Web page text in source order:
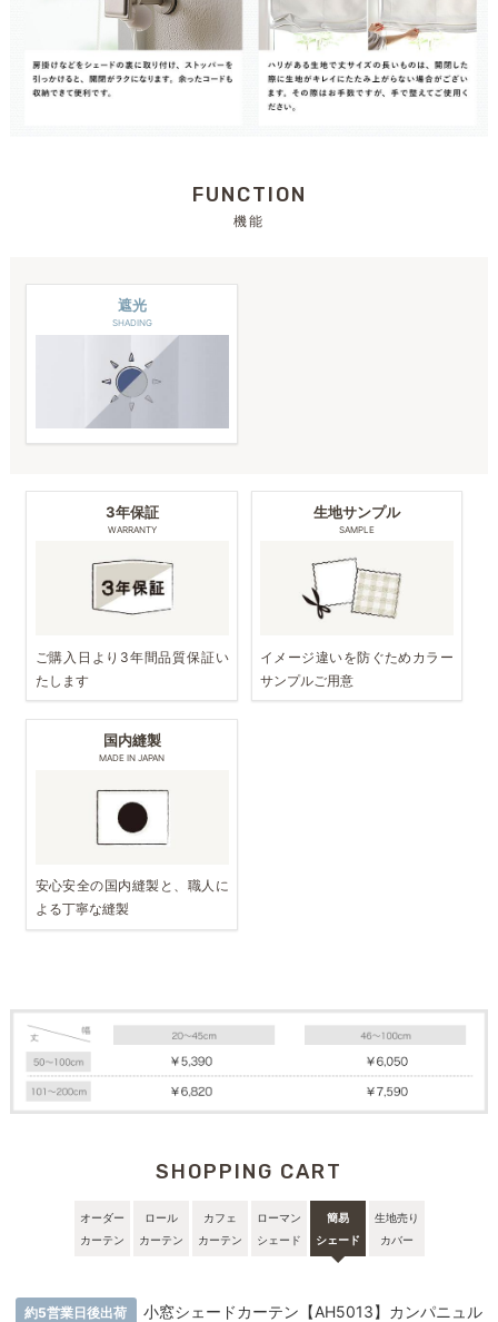
FUNCTION
機能
遮光
SHADING
3年保証
WARRANTY
ご購入日より3年間品質保証い
たします
生地サンプル
SAMPLE
イメージ違いを防ぐためカラー
サンプルご用意
国内縫製
MADE IN JAPAN
安心安全の国内縫製と、職人に
よる丁寧な縫製
SHOPPING CART
オーダー
カーテン
ロール
カーテン
カフェ
カーテン
ローマン
シェード
簡易
シェード
生地売り
カバー
約5営業日後出荷 小窓シェードカーテン【AH5013】カンパニュル